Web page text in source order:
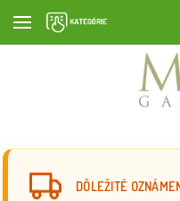
DÔLEŽITÉ